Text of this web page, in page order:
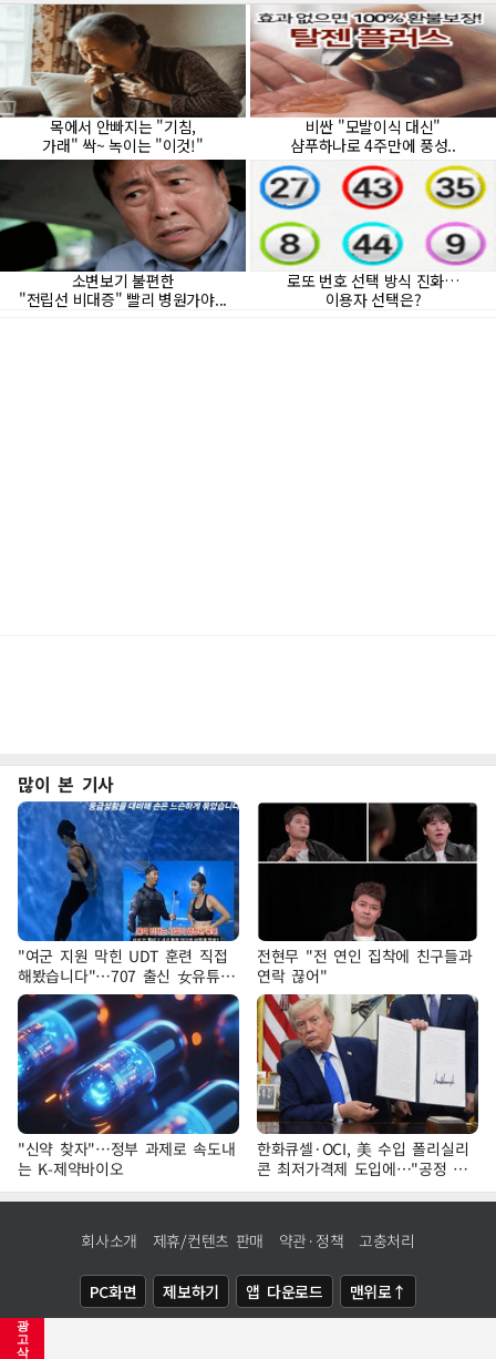
광
고
삭
많이 본 기사
"여군 지원 막힌 UDT 훈련 직접
해봤습니다"…707 출신 女유튜버
'완벽 소화'
전현무 "전 연인 집착에 친구들과
연락 끊어"
"신약 찾자"…정부 과제로 속도내
는 K-제약바이오
한화큐셀·OCI, 美 수입 폴리실리
콘 최저가격제 도입에…"공정 경
쟁·수익성 개선 환영"
회사소개 제휴/컨텐츠 판매 약관·정책 고충처리
PC화면 제보하기 앱 다운로드 맨위로↑